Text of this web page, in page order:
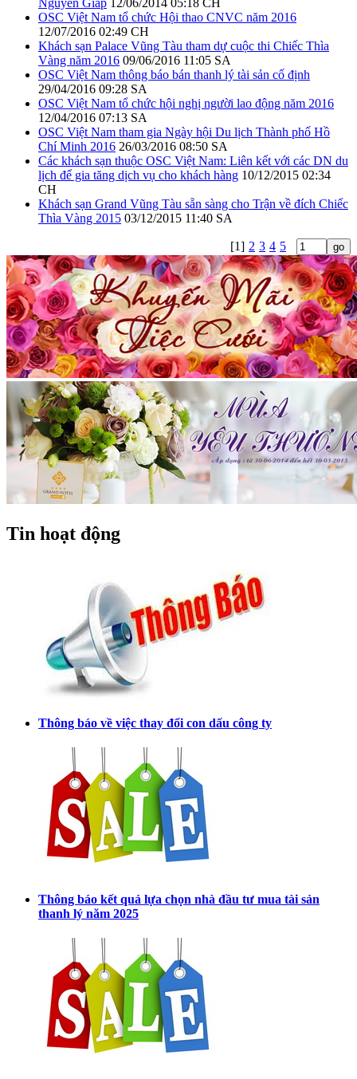
Nguyên Giáp 12/06/2014 05:18 CH
OSC Việt Nam tổ chức Hội thao CNVC năm 2016
12/07/2016 02:49 CH
Khách sạn Palace Vũng Tàu tham dự cuộc thi Chiếc Thìa
Vàng năm 2016 09/06/2016 11:05 SA
OSC Việt Nam thông báo bán thanh lý tài sản cố định
29/04/2016 09:28 SA
OSC Việt Nam tổ chức hội nghị người lao động năm 2016
12/04/2016 07:13 SA
OSC Việt Nam tham gia Ngày hội Du lịch Thành phố Hồ
Chí Minh 2016 26/03/2016 08:50 SA
Các khách sạn thuộc OSC Việt Nam: Liên kết với các DN du
lịch để gia tăng dịch vụ cho khách hàng 10/12/2015 02:34
CH
Khách sạn Grand Vũng Tàu sẵn sàng cho Trận về đích Chiếc
Thìa Vàng 2015 03/12/2015 11:40 SA
[1] 2 3 4 5
Tin hoạt động
Thông báo về việc thay đổi con dấu công ty
Thông báo kết quả lựa chọn nhà đầu tư mua tài sản
thanh lý năm 2025